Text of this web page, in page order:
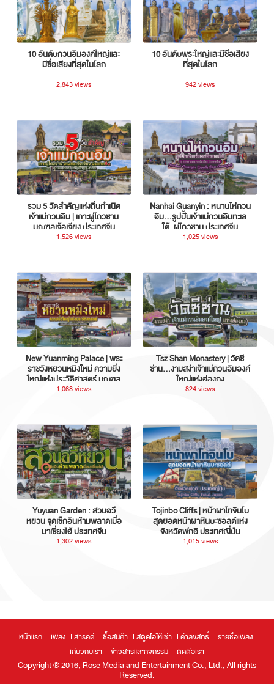
10 อันดับกวนอิมองค์ใหญ่และ
มีชื่อเสียงที่สุดในโลก
2,843 views
10 อันดับพระใหญ่และมีชื่อเสียง
ที่สุดในโลก
942 views
รวม 5 วัดสำคัญแห่งถิ่นกำเนิด
เจ้าแม่กวนอิม | เกาะผู่โถวซาน
มณฑลเจ้อเจียง ประเทศจีน
1,526 views
Nanhai Guanyin : หนานไห่กวน
อิม...รูปปั้นเจ้าแม่กวนอิมทะเล
ใต้, ผู่โถวซาน ประเทศจีน
1,025 views
New Yuanming Palace | พระ
ราชวังหยวนหมิงใหม่ ความยิ่ง
ใหญ่แห่งประวัติศาสตร์ มณฑล
กวางตุ้ง ประเทศจีน
1,068 views
Tsz Shan Monastery | วัดซี
ซ่าน…งามสง่าเจ้าแม่กวนอิมองค์
ใหญ่แห่งฮ่องกง
824 views
Yuyuan Garden : สวนอวี้
หยวน จุดเช็กอินห้ามพลาดเมื่อ
มาเซี่ยงไฮ้ ประเทศจีน
1,302 views
Tojinbo Cliffs | หน้าผาโทจินโบ
สุดยอดหน้าผาหินบะซอลต์แห่ง
จังหวัดฟุกุอิ ประเทศญี่ปุ่น
1,015 views
หน้าแรก เพลง สารคดี ซื้อสินค้า สตูดิโอให้เช่า ค่าลิขสิทธิ์
รายชื่อเพลง
เกี่ยวกับเรา
ข่าวสารและกิจกรรม ติดต่อเรา
Copyright ® 2016, Rose Media and Entertainment Co., Ltd., All rights
Reserved.